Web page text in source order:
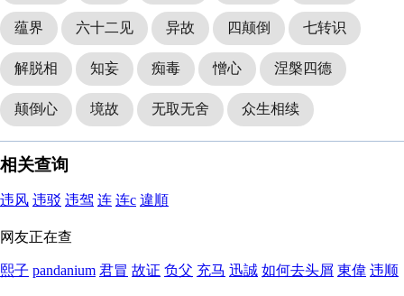
蕴界 六十二见 异故 四颠倒 七转识
解脱相 知妄 痴毒 憎心 涅槃四德
颠倒心 境故 无取无舍 众生相续
相关查询
违风 违驳 违驾 连 连c 違順
网友正在查
熙子 pandanium 君冒 故证 负父 充马 迅誠 如何去头屑 東偉 违顺